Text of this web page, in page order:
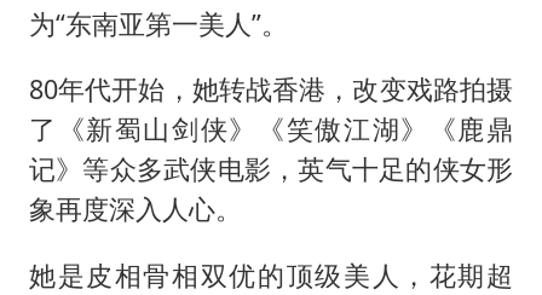
为“东南亚第一美人”。
80年代开始，她转战香港，改变戏路拍摄
了《新蜀山剑侠》《笑傲江湖》《鹿鼎
记》等众多武侠电影，英气十足的侠女形
象再度深入人心。
她是皮相骨相双优的顶级美人，花期超